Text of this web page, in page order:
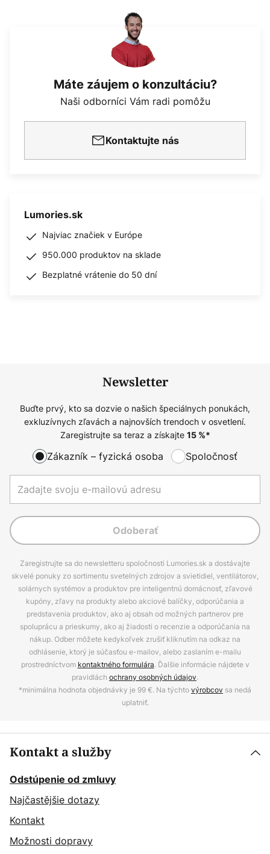
Máte záujem o konzultáciu?
Naši odborníci Vám radi pomôžu
Kontaktujte nás
Lumories.sk
Najviac značiek v Európe
950.000 produktov na sklade
Bezplatné vrátenie do 50 dní
Newsletter
Buďte prvý, kto sa dozvie o našich špeciálnych ponukách,
exkluzívnych zľavách a najnovších trendoch v osvetlení.
Zaregistrujte sa teraz a získajte 15%*
Zákazník – fyzická osoba Spoločnosť
Odoberať
Zaregistrujte sa do newsletteru spoločnosti Lumories.sk a dostávajte
skvelé ponuky zo sortimentu svetelných zdrojov a svietidiel, ventilátorov,
solárnych systémov a produktov pre inteligentnú domácnosť, zľavové
kupóny, zľavy na produkty alebo akciové balíčky, odporúčania a
predstavenia produktov, ako aj obsah od možných partnerov pre
spoluprácu a prieskumy, ako aj žiadosti o recenzie a odporúčania na
nákup. Odber môžete kedykoľvek zrušiť kliknutím na odkaz na
odhlásenie, ktorý je súčasťou e-mailov, alebo zaslaním e-mailu
prostredníctvom kontaktného formulára. Ďalšie informácie nájdete v
pravidlách ochrany osobných údajov.
*minimálna hodnota objednávky je 99 €. Na týchtovýrobcov sa nedá
uplatniť.
Kontakt a služby
Odstúpenie od zmluvy
Najčastějšie dotazy
Kontakt
Možnosti dopravy